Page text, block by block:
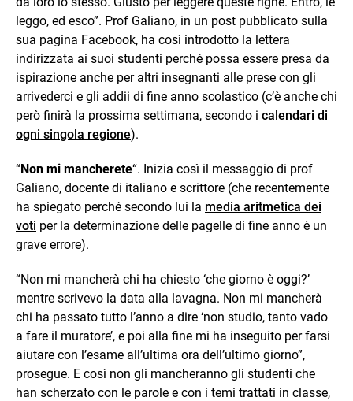
leggo, ed esco”. Prof Galiano, in un post pubblicato sulla
sua pagina Facebook, ha così introdotto la lettera
indirizzata ai suoi studenti perché possa essere presa da
ispirazione anche per altri insegnanti alle prese con gli
arrivederci e gli addii di fine anno scolastico (c’è anche chi
però finirà la prossima settimana, secondo i calendari di
ogni singola regione).
“Non mi mancherete“. Inizia così il messaggio di prof
Galiano, docente di italiano e scrittore (che recentemente
ha spiegato perché secondo lui la media aritmetica dei
voti per la determinazione delle pagelle di fine anno è un
grave errore).
“Non mi mancherà chi ha chiesto ‘che giorno è oggi?’
mentre scrivevo la data alla lavagna. Non mi mancherà
chi ha passato tutto l’anno a dire ‘non studio, tanto vado
a fare il muratore’, e poi alla fine mi ha inseguito per farsi
aiutare con l’esame all’ultima ora dell’ultimo giorno”,
prosegue. E così non gli mancheranno gli studenti che
han scherzato con le parole e con i temi trattati in classe,